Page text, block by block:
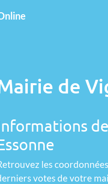
de
les
votes de votre